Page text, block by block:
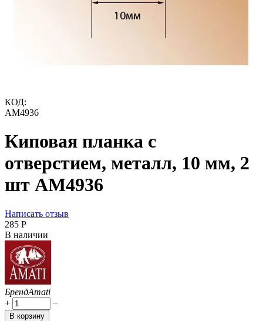
КОД:
AM4936
Киповая планка с
отверстием, металл, 10 мм, 2
шт AM4936
Написать отзыв
‍285‍ Р
В наличии
БрендAmati
+
−
В корзину